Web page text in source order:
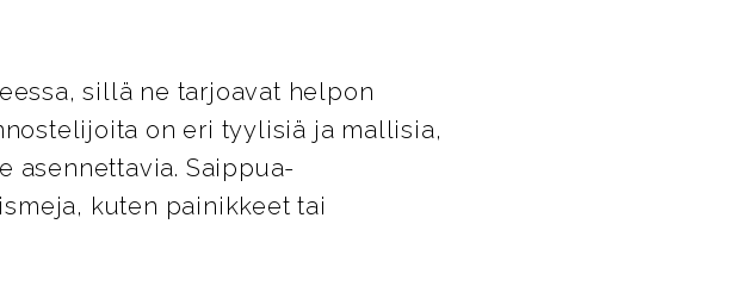
sillä ne tarjoavat helpon
on eri tyylisiä ja mallisia,
asennettavia. Saippua-
kuten painikkeet tai